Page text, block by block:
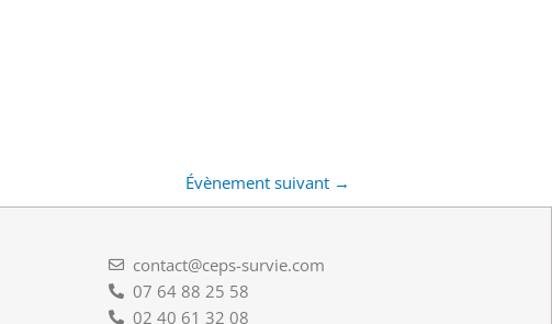
Évènement suivant →
contact@ceps-survie.com
07 64 88 25 58
02 40 61 32 08